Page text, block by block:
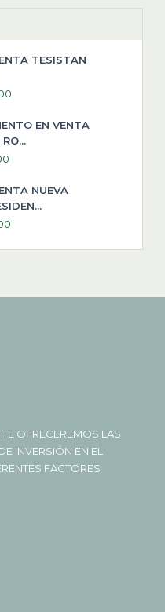
TESISTAN
EN VENTA
NUEVA
OFRECEREMOS LAS
INVERSIÓN EN EL
FACTORES